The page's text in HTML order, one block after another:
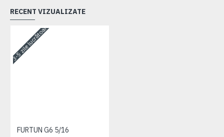
RECENT VIZUALIZATE
3-5 zile lucrătoare
FURTUN G6 5/16